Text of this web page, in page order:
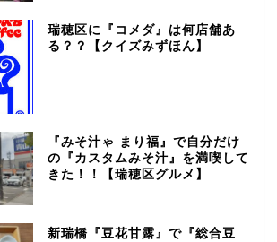
瑞穂区に『コメダ』は何店舗あ
る？？【クイズみずほん】
『みそ汁ゃ まり福』で自分だけ
の『カスタムみそ汁』を満喫して
きた！！【瑞穂区グルメ】
新瑞橋『豆花甘露』で『総合豆